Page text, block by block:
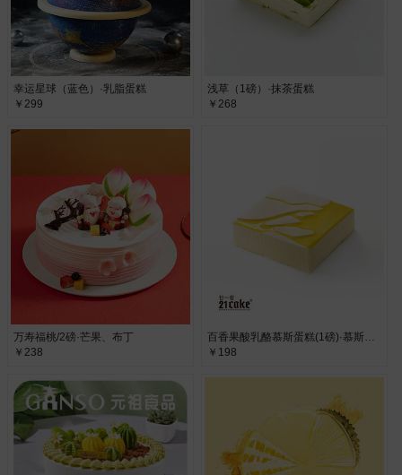
幸运星球（蓝色）·乳脂蛋糕
￥299
浅草（1磅）·抹茶蛋糕
￥268
万寿福桃/2磅·芒果、布丁
￥238
百香果酸乳酪慕斯蛋糕(1磅)·慕斯蛋糕
￥198